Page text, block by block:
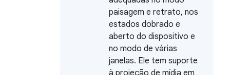
paisagem e retrato, nos
estados dobrado e
aberto do dispositivo e
no modo de várias
janelas. Ele tem suporte
à projeção de mídia em